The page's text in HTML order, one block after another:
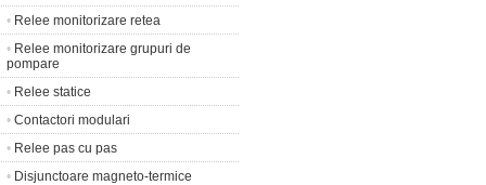
• Relee monitorizare retea
• Relee monitorizare grupuri de
pompare
• Relee statice
• Contactori modulari
• Relee pas cu pas
• Disjunctoare magneto-termice